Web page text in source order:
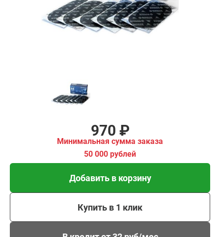
970 ₽
Минимальная сумма заказа
50 000 рублей
Добавить в корзину
Купить в 1 клик
Добавить в корзину
В кредит от 32 руб/мес